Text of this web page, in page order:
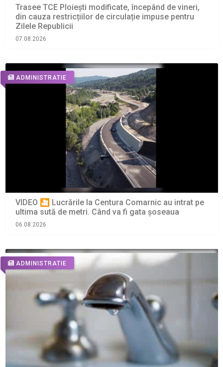
Trasee TCE Ploiești modificate, începând de vineri,
din cauza restricțiilor de circulație impuse pentru
Zilele Republicii
07.08.2026
ADMINISTRATIE
VIDEO 🎦 Lucrările la Centura Comarnic au intrat pe
ultima sută de metri. Când va fi gata șoseaua
06.08.2026
ADMINISTRATIE